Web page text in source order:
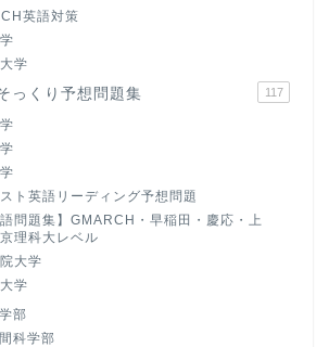
英語対策
学
っくり予想問題集 117
ト英語リーディング予想問題
語問題集】GMARCH・早稲田・慶応・上
理科大レベル
大学
学
部
科学部